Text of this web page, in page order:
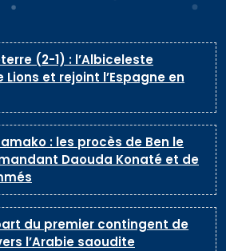
(2-1) : l’Albiceleste
Lions et rejoint l’Espagne en
: les procès de Ben le
Daouda Konaté et de
du premier contingent de
l’Arabie saoudite